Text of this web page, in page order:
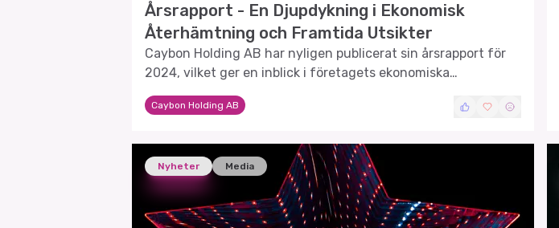
Årsrapport - En Djupdykning i Ekonomisk
Återhämtning och Framtida Utsikter
Caybon Holding AB har nyligen publicerat sin årsrapport för
2024, vilket ger en inblick i företagets ekonomiska
prestationer och framtida strategi.
Caybon Holding AB
Nyheter Media